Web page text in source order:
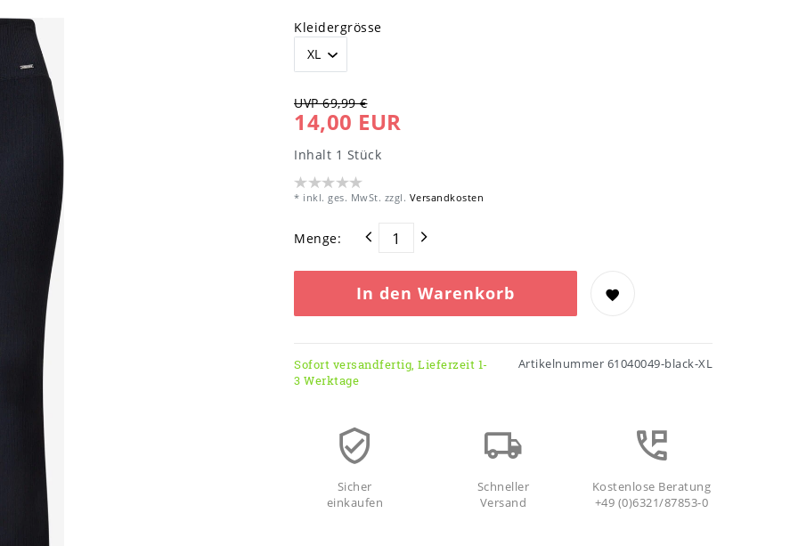
Kleidergrösse
UVP 69,99 €
14,00 EUR
Inhalt 1 Stück
* inkl. ges. MwSt. zzgl. Versandkosten
Menge:
In den Warenkorb
Sofort versandfertig, Lieferzeit 1-
3 Werktage
Artikelnummer 61040049-black-XL
Sicher
einkaufen
Schneller
Versand
Kostenlose Beratung
+49 (0)6321/87853-0